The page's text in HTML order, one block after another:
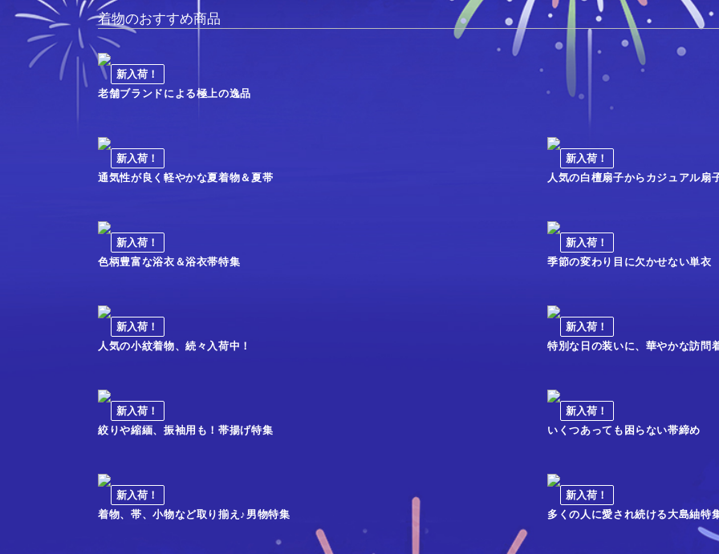
着物のおすすめ商品
新入荷！
老舗ブランドによる極上の逸品
新入荷！
通気性が良く軽やかな夏着物＆夏帯
新入荷！
人気の白檀扇子からカジュアル扇
新入荷！
色柄豊富な浴衣＆浴衣帯特集
新入荷！
季節の変わり目に欠かせない単衣
新入荷！
人気の小紋着物、続々入荷中！
新入荷！
特別な日の装いに、華やかな訪問
新入荷！
絞りや縮緬、振袖用も！帯揚げ特集
新入荷！
いくつあっても困らない帯締め
新入荷！
着物、帯、小物など取り揃え♪男物特集
新入荷！
多くの人に愛され続ける大島紬特